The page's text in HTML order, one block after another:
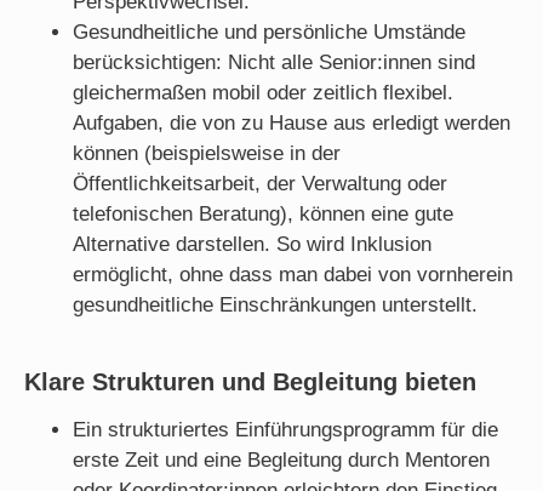
Gesundheitliche und persönliche Umstände
berücksichtigen: Nicht alle Senior:innen sind
gleichermaßen mobil oder zeitlich flexibel.
Aufgaben, die von zu Hause aus erledigt werden
können (beispielsweise in der
Öffentlichkeitsarbeit, der Verwaltung oder
telefonischen Beratung), können eine gute
Alternative darstellen. So wird Inklusion
ermöglicht, ohne dass man dabei von vornherein
gesundheitliche Einschränkungen unterstellt.
Klare Strukturen und Begleitung bieten
Ein strukturiertes Einführungsprogramm für die
erste Zeit und eine Begleitung durch Mentoren